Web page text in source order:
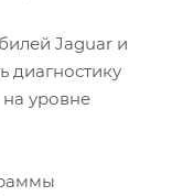
Jaguar и
диагностику
уровне